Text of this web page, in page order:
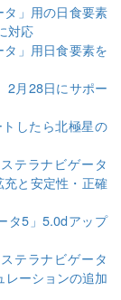
」用の日食要素
対応
」用日食要素を
2月28日にサポー
したら北極星の
テラナビゲータ
と安定性・正確
タ5」5.0dアップ
テラナビゲータ
ーションの追加